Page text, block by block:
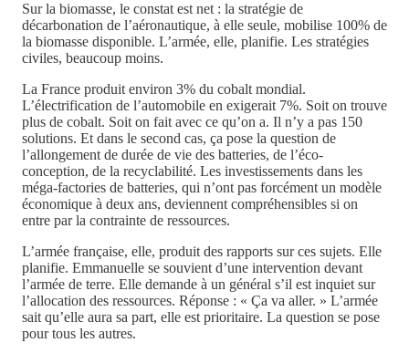
Sur la biomasse, le constat est net : la stratégie de
décarbonation de l’aéronautique, à elle seule, mobilise 100% de
la biomasse disponible. L’armée, elle, planifie. Les stratégies
civiles, beaucoup moins.
La France produit environ 3% du cobalt mondial.
L’électrification de l’automobile en exigerait 7%. Soit on trouve
plus de cobalt. Soit on fait avec ce qu’on a. Il n’y a pas 150
solutions. Et dans le second cas, ça pose la question de
l’allongement de durée de vie des batteries, de l’éco-
conception, de la recyclabilité. Les investissements dans les
méga-factories de batteries, qui n’ont pas forcément un modèle
économique à deux ans, deviennent compréhensibles si on
entre par la contrainte de ressources.
L’armée française, elle, produit des rapports sur ces sujets. Elle
planifie. Emmanuelle se souvient d’une intervention devant
l’armée de terre. Elle demande à un général s’il est inquiet sur
l’allocation des ressources. Réponse : « Ça va aller. » L’armée
sait qu’elle aura sa part, elle est prioritaire. La question se pose
pour tous les autres.